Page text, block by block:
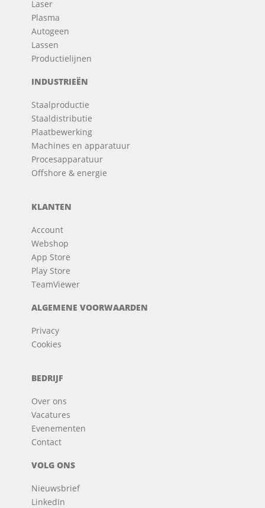
Laser
Plasma
Autogeen
Lassen
Productielijnen
INDUSTRIEËN
Staalproductie
Staaldistributie
Plaatbewerking
Machines en apparatuur
Procesapparatuur
Offshore & energie
KLANTEN
Account
Webshop
App Store
Play Store
TeamViewer
ALGEMENE VOORWAARDEN
Privacy
Cookies
BEDRIJF
Over ons
Vacatures
Evenementen
Contact
VOLG ONS
Nieuwsbrief
LinkedIn